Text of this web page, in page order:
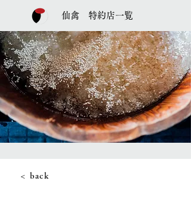
仙禽 特約店一覧
< back